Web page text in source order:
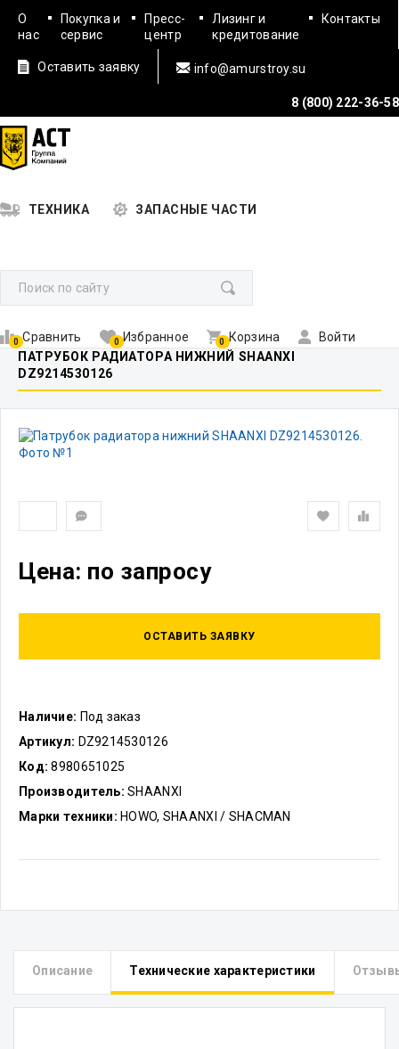
О
нас
Покупка и
сервис
Пресс-
центр
Лизинг и
кредитование
Контакты
Оставить заявку info@amurstroy.su
8 (800) 222-36-58
ТЕХНИКА ЗАПАСНЫЕ ЧАСТИ
0 Сравнить 0 Избранное 0 Корзина
Войти
ПАТРУБОК РАДИАТОРА НИЖНИЙ SHAANXI
DZ9214530126
Наличие: Под заказ
Артикул: DZ9214530126
Код: 8980651025
Производитель: SHAANXI
Марки техники: HOWO, SHAANXI / SHACMAN
Цена: по запросу
ОСТАВИТЬ ЗАЯВКУ
Описание Технические характеристики